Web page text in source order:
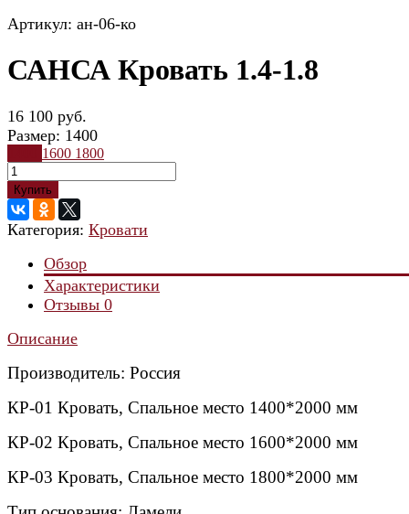
Артикул: ан-06-ко
САНСА Кровать 1.4-1.8
16 100 руб.
Размер: 1400
1600 1800
Купить
Категория: Кровати
Обзор
Характеристики
Отзывы 0
Описание
Производитель: Россия
КР-01 Кровать, Спальное место 1400*2000 мм
КР-02 Кровать, Спальное место 1600*2000 мм
КР-03 Кровать, Спальное место 1800*2000 мм